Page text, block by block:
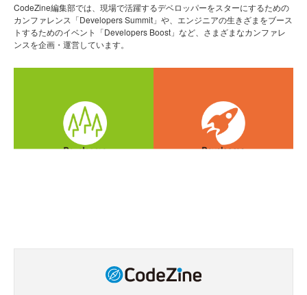
CodeZine編集部では、現場で活躍するデベロッパーをスターにするための
カンファレンス「Developers Summit」や、エンジニアの生きざまをブース
トするためのイベント「Developers Boost」など、さまざまなカンファレ
ンスを企画・運営しています。